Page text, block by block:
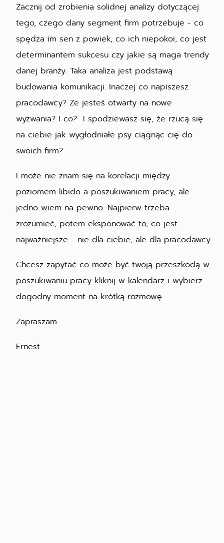
Zacznij od zrobienia solidnej analizy dotyczącej
tego, czego dany segment firm potrzebuje - co
spędza im sen z powiek, co ich niepokoi, co jest
determinantem sukcesu czy jakie są maga trendy
danej branży. Taka analiza jest podstawą
budowania komunikacji. Inaczej co napiszesz
pracodawcy? Że jesteś otwarty na nowe
wyzwania? I co? I spodziewasz się, że rzucą się
na ciebie jak wygłodniałe psy ciągnąc cię do
swoich firm?
I może nie znam się na korelacji między
poziomem libido a poszukiwaniem pracy, ale
jedno wiem na pewno. Najpierw trzeba
zrozumieć, potem eksponować to, co jest
najważniejsze - nie dla ciebie, ale dla pracodawcy.
Chcesz zapytać co może być twoją przeszkodą w
poszukiwaniu pracy kliknij w kalendarz i wybierz
dogodny moment na krótką rozmowę.
Zapraszam
Ernest